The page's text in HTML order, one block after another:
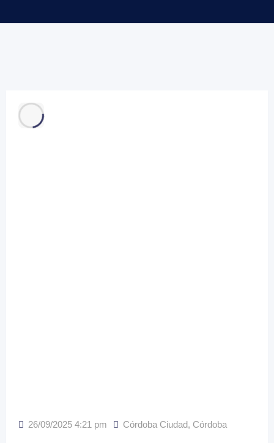
26/09/2025 4:21 pm Córdoba Ciudad, Córdoba